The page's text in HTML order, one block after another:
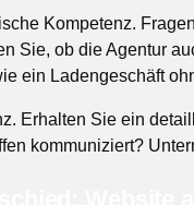
Kompetenz.
Sie, ob die Agentur
ein Ladengeschäft
Erhalten Sie ein
kommuniziert?